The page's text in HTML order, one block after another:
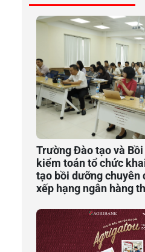
Trường Đào tạo và
kiểm toán tổ chức
tạo bồi dưỡng chuyên
xếp hạng ngân hàng